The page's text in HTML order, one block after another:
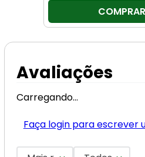
COMPRAR
Avaliações
Carregando…
Faça login para escrever